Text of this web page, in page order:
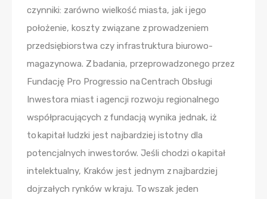
czynniki: zarówno wielkość miasta, jak i jego
położenie, koszty związane z prowadzeniem
przedsiębiorstwa czy infrastruktura biurowo-
magazynowa. Z badania, przeprowadzonego przez
Fundację Pro Progressio na Centrach Obsługi
Inwestora miast i agencji rozwoju regionalnego
współpracujących z fundacją wynika jednak, iż
to kapitał ludzki jest najbardziej istotny dla
potencjalnych inwestorów. Jeśli chodzi o kapitał
intelektualny, Kraków jest jednym z najbardziej
dojrzałych rynków w kraju. To wszak jeden